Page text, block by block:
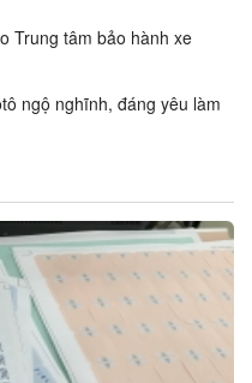
Trung tâm bảo hành xe
ngộ nghĩnh, đáng yêu làm